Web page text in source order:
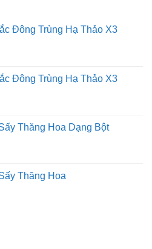
tiếng về điều gì?
xe ngoạn mục
Và, tất nhiên,
những người đam mê rượu
rượu vang có giá trị lớn. Vậy
(“LONG-eh-DOCK”) để
ích (và đầy cảm hứng) do
địa phương ở Languedoc-
hiểu những loại rượu vang cần
bạn nên đi du lịch cho một kỳ
vang Languedoc-
Đông Trùng Hạ Thảo X3
Đông Trùng Hạ Thảo X3
Thăng Hoa Dạng Bột
Thăng Hoa